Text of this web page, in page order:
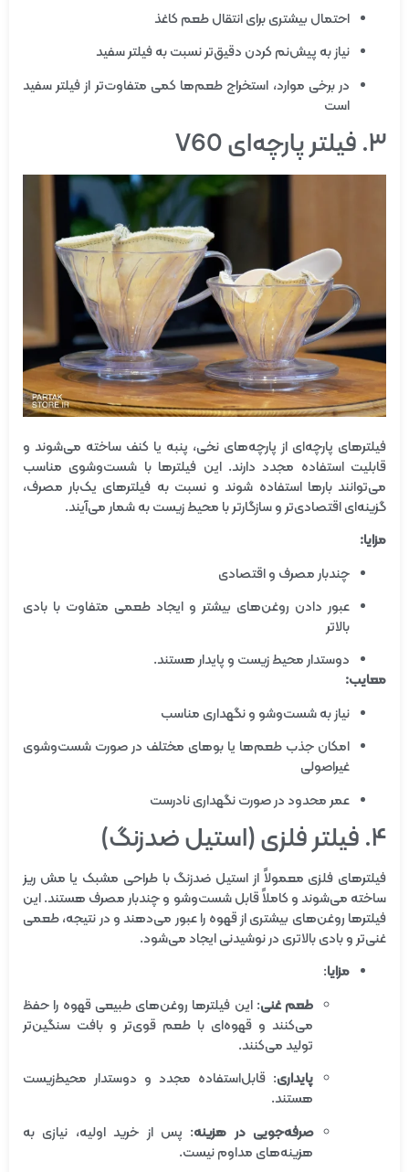
احتمال بیشتری برای انتقال طعم کاغذ
نیاز به پیش‌نم کردن دقیق‌تر نسبت به فیلتر سفید
در برخی موارد، استخراج طعم‌ها کمی متفاوت‌تر از فیلتر سفید
است
۳. فیلتر پارچه‌ای V60
فیلترهای پارچه‌ای از پارچه‌های نخی، پنبه یا کنف ساخته می‌شوند و
قابلیت استفاده مجدد دارند. این فیلترها با شست‌وشوی مناسب
می‌توانند بارها استفاده شوند و نسبت به فیلترهای یک‌بار مصرف،
گزینه‌ای اقتصادی‌تر و سازگارتر با محیط زیست به شمار می‌آیند.
مزایا:
چندبار مصرف و اقتصادی
عبور دادن روغن‌های بیشتر و ایجاد طعمی متفاوت با بادی
بالاتر
دوستدار محیط زیست و پایدار هستند.
معایب:
نیاز به شست‌وشو و نگهداری مناسب
امکان جذب طعم‌ها یا بوهای مختلف در صورت شست‌وشوی
غیراصولی
عمر محدود در صورت نگهداری نادرست
۴. فیلتر فلزی (استیل ضدزنگ)
فیلترهای فلزی معمولاً از استیل ضدزنگ با طراحی مشبک یا مش ریز
ساخته می‌شوند و کاملاً قابل شست‌وشو و چندبار مصرف هستند. این
فیلترها روغن‌های بیشتری از قهوه را عبور می‌دهند و در نتیجه، طعمی
غنی‌تر و بادی بالاتری در نوشیدنی ایجاد می‌شود.
مزایا:
طعم غنی: این فیلترها روغن‌های طبیعی قهوه را حفظ
می‌کنند و قهوه‌ای با طعم قوی‌تر و بافت سنگین‌تر
تولید می‌کنند.
پایداری: قابل‌استفاده مجدد و دوستدار محیط‌زیست
هستند.
صرفه‌جویی در هزینه: پس از خرید اولیه، نیازی به
هزینه‌های مداوم نیست.